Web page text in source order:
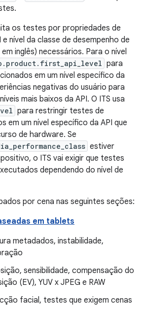
os testes por propriedades de
e nível da classe de desempenho de
inglês) necessários. Para o nível
para
em um nível específico da
negativas do usuário para
mais baixos da API. O ITS usa
para restringir testes de
em um nível específico da API que
de hardware. Se
estiver
o ITS vai exigir que testes
dependendo do nível de
por cena nas seguintes seções:
em tablets
metadados, instabilidade,
sensibilidade, compensação do
(EV), YUV x JPEG e RAW
facial, testes que exigem cenas